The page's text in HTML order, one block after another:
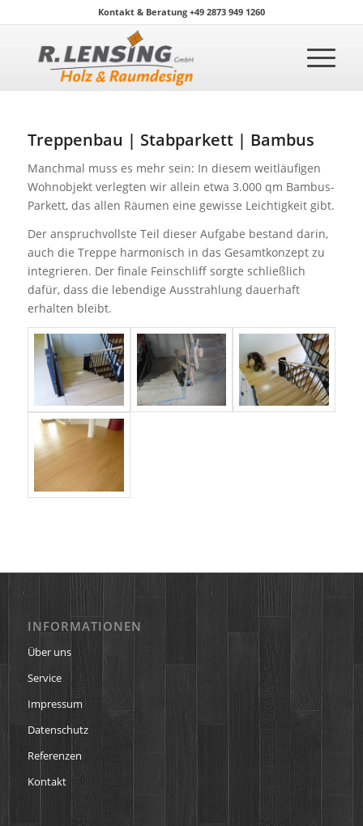
Kontakt & Beratung +49 2873 949 1260
Treppenbau | Stabparkett | Bambus
Manchmal muss es mehr sein: In diesem weitläufigen
Wohnobjekt verlegten wir allein etwa 3.000 qm Bambus-
Parkett, das allen Räumen eine gewisse Leichtigkeit gibt.
Der anspruchvollste Teil dieser Aufgabe bestand darin,
auch die Treppe harmonisch in das Gesamtkonzept zu
integrieren. Der finale Feinschliff sorgte schließlich
dafür, dass die lebendige Ausstrahlung dauerhaft
erhalten bleibt.
INFORMATIONEN
Über uns
Service
Impressum
Datenschutz
Referenzen
Kontakt